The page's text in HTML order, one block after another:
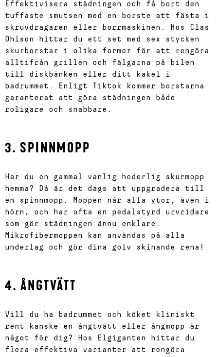
Effektivisera städningen och få bort den
tuffaste smutsen med en borste att fästa i
skruvdragaren eller borrmaskinen. Hos Clas
Ohlson hittar du ett set med sex stycken
skurborstar i olika former för att rengöra
alltifrån grillen och fälgarna på bilen
till diskbänken eller ditt kakel i
badrummet. Enligt Tiktok kommer borstarna
garanterat att göra städningen både
roligare och snabbare.
3. SPINNMOPP
Har du en gammal vanlig hederlig skurmopp
hemma? Då är det dags att uppgradera till
en spinnmopp. Moppen når alla ytor, även i
hörn, och har ofta en pedalstyrd urvridare
som gör städningen ännu enklare.
Mikrofibermoppen kan användas på alla
underlag och gör dina golv skinande rena!
4. ÅNGTVÄTT
Vill du ha badrummet och köket kliniskt
rent kanske en ångtvätt eller ångmopp är
något för dig? Hos Elgiganten hittar du
flera effektiva varianter att rengöra